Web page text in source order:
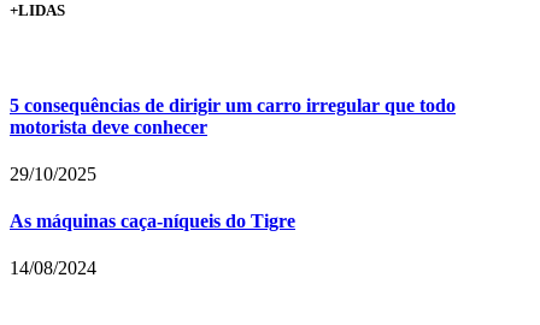
+LIDAS
5 consequências de dirigir um carro irregular que todo
motorista deve conhecer
29/10/2025
As máquinas caça-níqueis do Tigre
14/08/2024